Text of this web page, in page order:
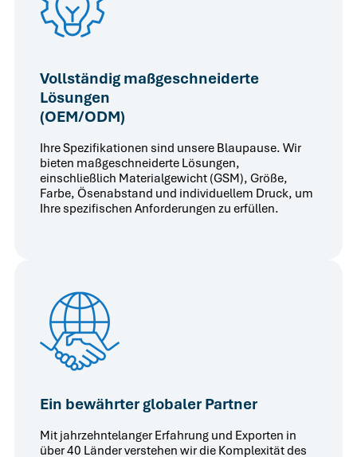
Vollständig maßgeschneiderte
Lösungen
(OEM/ODM)
Ihre Spezifikationen sind unsere Blaupause. Wir
bieten maßgeschneiderte Lösungen,
einschließlich Materialgewicht (GSM), Größe,
Farbe, Ösenabstand und individuellem Druck, um
Ihre spezifischen Anforderungen zu erfüllen.
Ein bewährter globaler Partner
Mit jahrzehntelanger Erfahrung und Exporten in
über 40 Länder verstehen wir die Komplexität des